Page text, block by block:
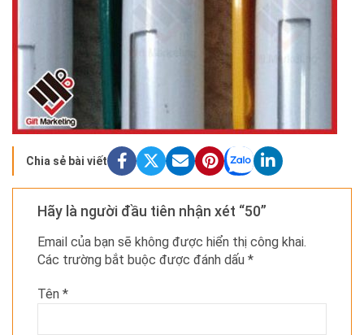
Chia sẻ bài viết
Hãy là người đầu tiên nhận xét “50”
Email của bạn sẽ không được hiển thị công khai.
Các trường bắt buộc được đánh dấu *
Tên *